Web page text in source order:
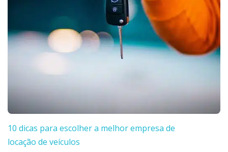
10 dicas para escolher a melhor empresa de
locação de veículos